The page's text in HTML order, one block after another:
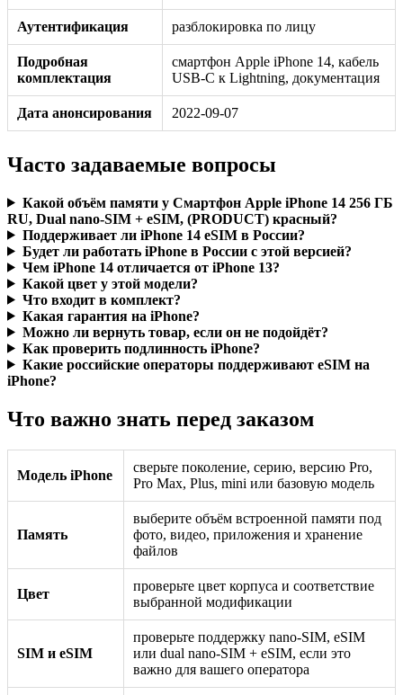
Аутентификация разблокировка по лицу
Подробная
комплектация
смартфон Apple iPhone 14, кабель
USB-C к Lightning, документация
Дата анонсирования 2022-09-07
Часто задаваемые вопросы
Какой объём памяти у Смартфон Apple iPhone 14 256 ГБ
RU, Dual nano-SIM + eSIM, (PRODUCT) красный?
Поддерживает ли iPhone 14 eSIM в России?
Будет ли работать iPhone в России с этой версией?
Чем iPhone 14 отличается от iPhone 13?
Какой цвет у этой модели?
Что входит в комплект?
Какая гарантия на iPhone?
Можно ли вернуть товар, если он не подойдёт?
Как проверить подлинность iPhone?
Какие российские операторы поддерживают eSIM на
iPhone?
Что важно знать перед заказом
Модель iPhone
сверьте поколение, серию, версию Pro,
Pro Max, Plus, mini или базовую модель
Память
выберите объём встроенной памяти под
фото, видео, приложения и хранение
файлов
Цвет
проверьте цвет корпуса и соответствие
выбранной модификации
SIM и eSIM
проверьте поддержку nano-SIM, eSIM
или dual nano-SIM + eSIM, если это
важно для вашего оператора